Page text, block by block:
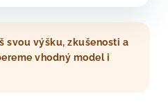
svou výšku, zkušenosti a
vhodný model i